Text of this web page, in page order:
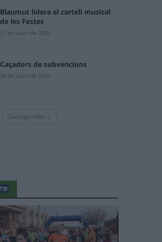
Blaumut lidera el cartell musical
de les Festes
31 de juliol de 2026
Caçadors de subvencions
30 de juliol de 2026
Carrega més